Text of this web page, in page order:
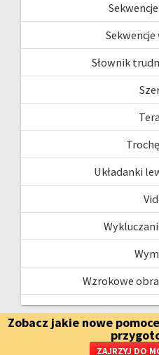
Słownik
Układanki
Wzrokowe
Zobacz jakie nowe
ZAJRZYJ DO